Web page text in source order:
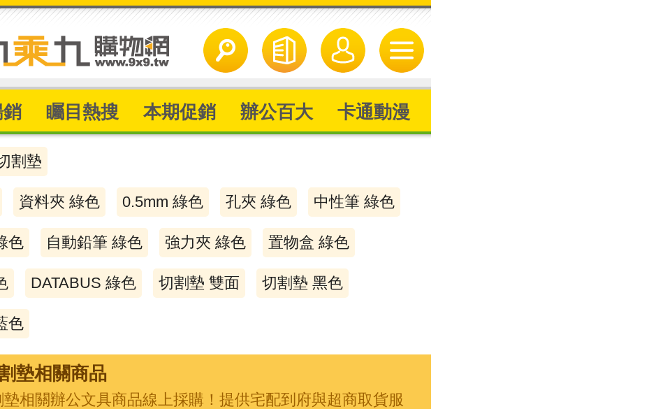
矚目熱搜 本期促銷 辦公百大 卡通動漫
割墊
資料夾 綠色 0.5mm 綠色 孔夾 綠色 中性筆 綠色
色 自動鉛筆 綠色 強力夾 綠色 置物盒 綠色
DATABUS 綠色 切割墊 雙面 切割墊 黑色
色
墊相關商品
相關辦公文具商品線上採購！提供宅配到府與超商取貨服